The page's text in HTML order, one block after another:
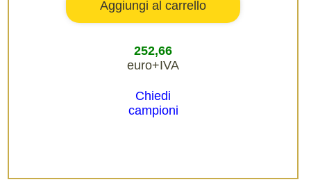
252,66
euro+IVA
Chiedi
campioni